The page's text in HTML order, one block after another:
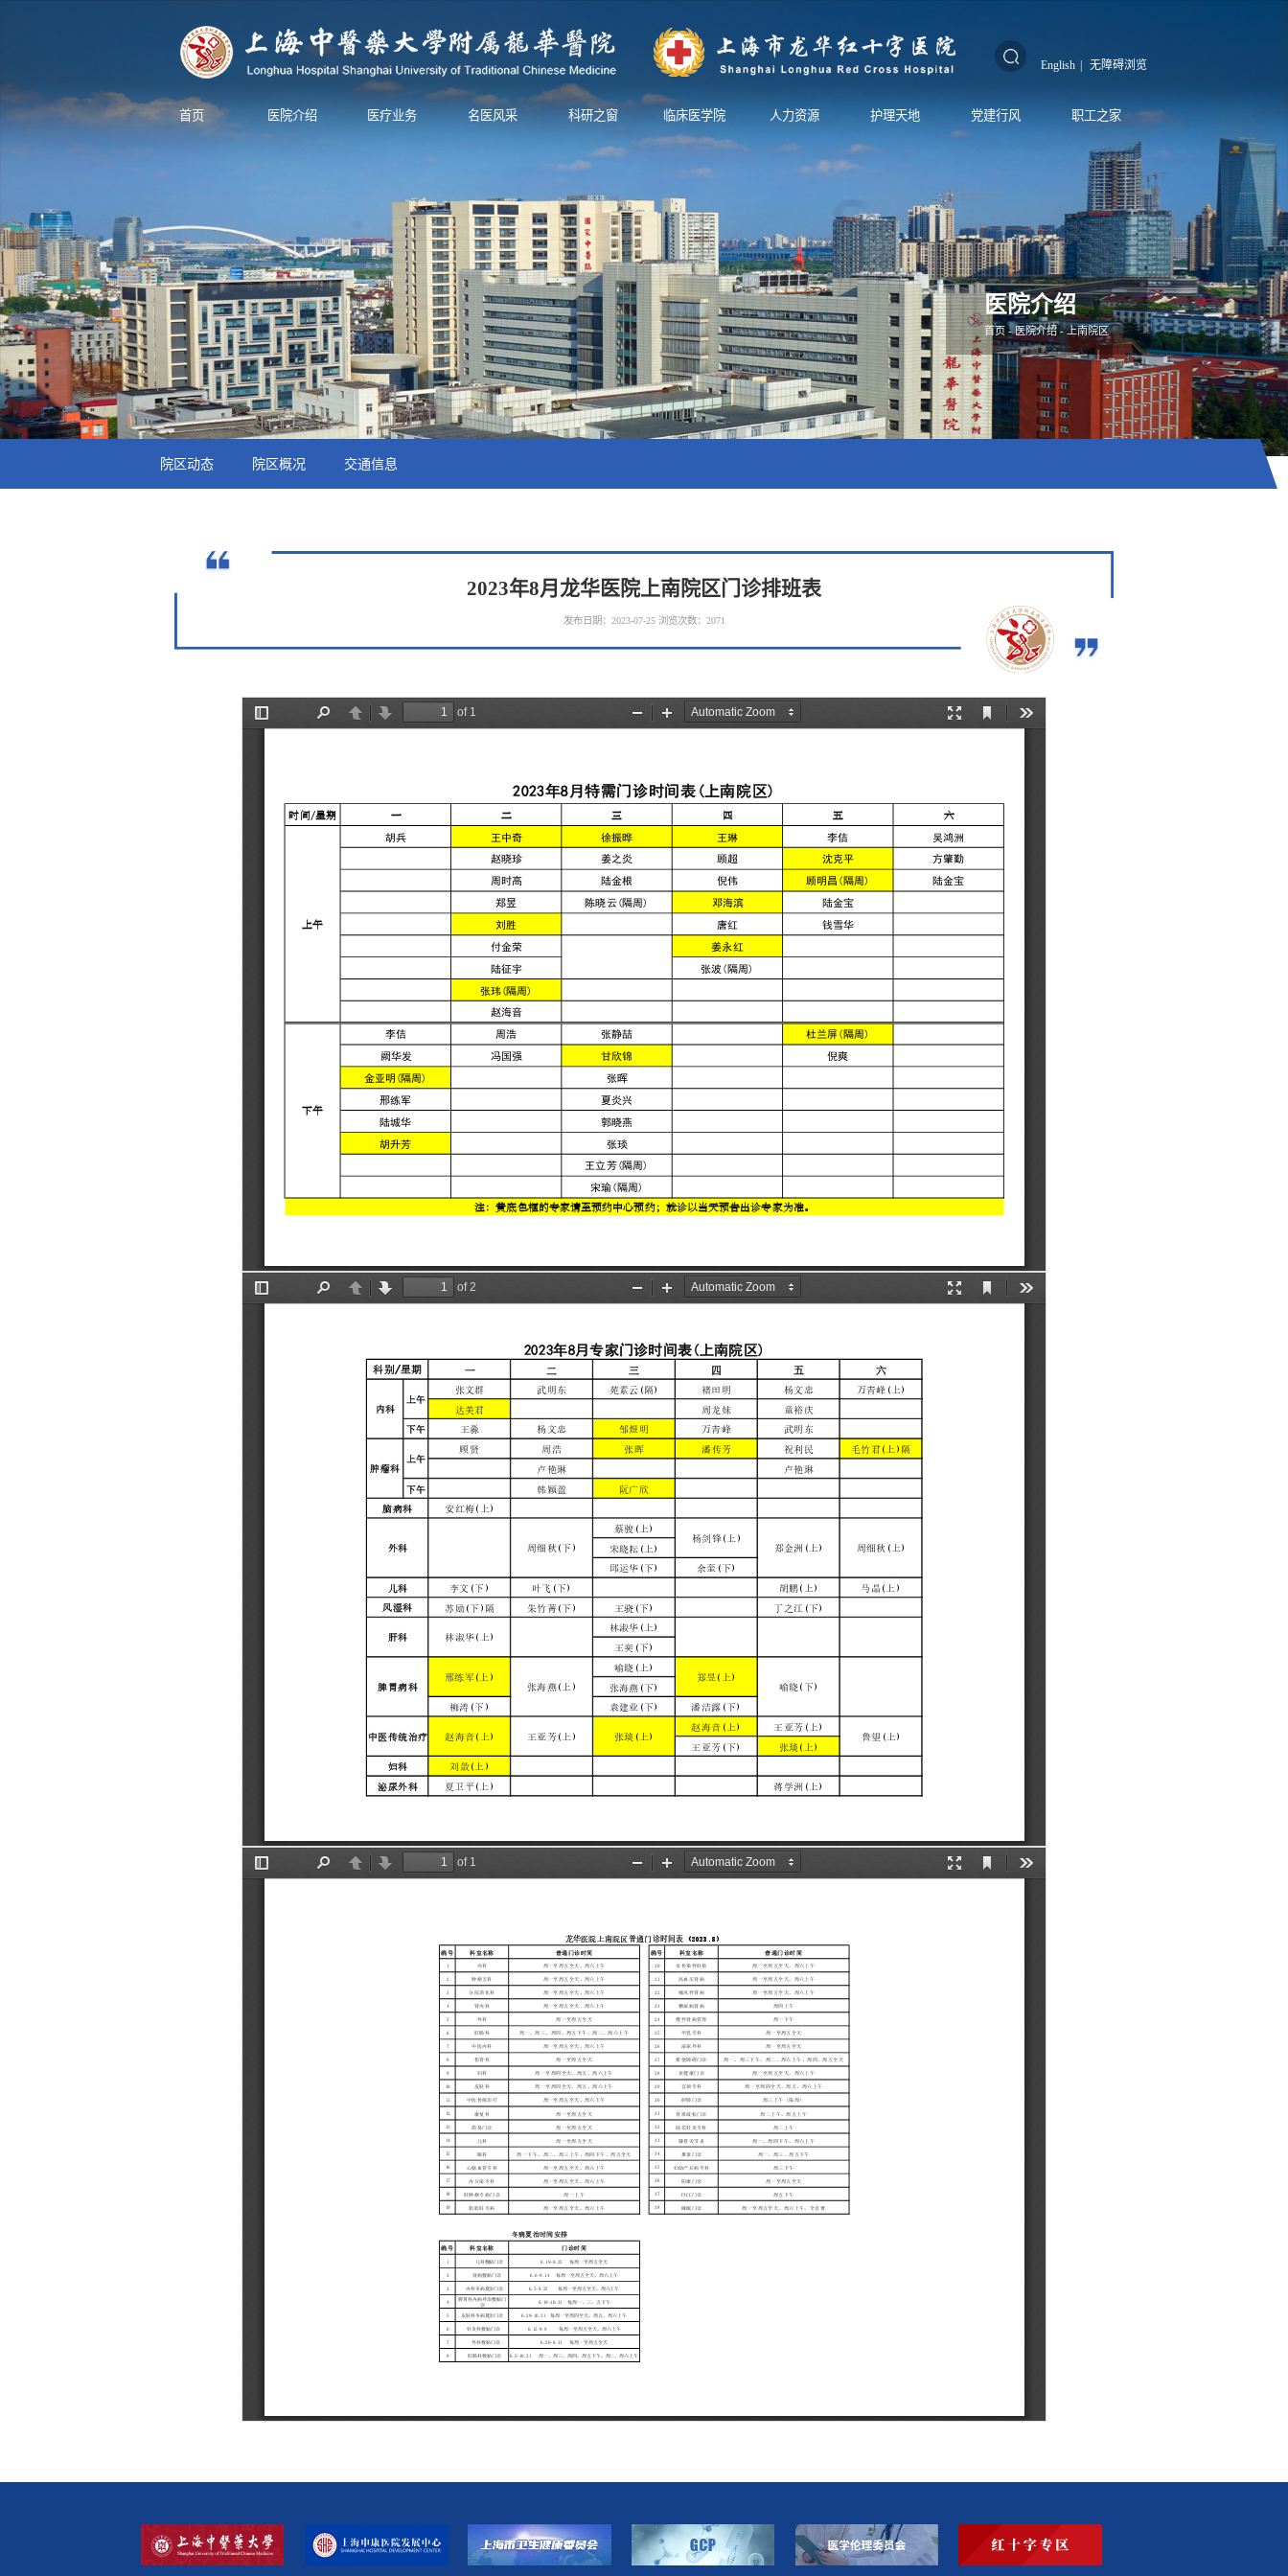
English | 无障碍浏览
首页 医院介绍 医疗业务 名医风采 科研之窗 临床医学院 人力资源 护理天地 党建行风 职工之家
医院介绍
首页- 医院介绍-上南院区
院区动态 院区概况 交通信息
2023年8月龙华医院上南院区门诊排班表
发布日期：2023-07-25 浏览次数： 2071